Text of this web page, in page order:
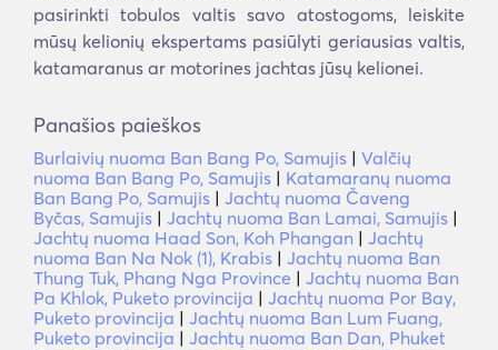
pasirinkti tobulos valtis savo atostogoms, leiskite
mūsų kelionių ekspertams pasiūlyti geriausias valtis,
katamaranus ar motorines jachtas jūsų kelionei.
Panašios paieškos
Burlaivių nuoma Ban Bang Po, Samujis | Valčių
nuoma Ban Bang Po, Samujis | Katamaranų nuoma
Ban Bang Po, Samujis | Jachtų nuoma Čaveng
Byčas, Samujis | Jachtų nuoma Ban Lamai, Samujis |
Jachtų nuoma Haad Son, Koh Phangan | Jachtų
nuoma Ban Na Nok (1), Krabis | Jachtų nuoma Ban
Thung Tuk, Phang Nga Province | Jachtų nuoma Ban
Pa Khlok, Puketo provincija | Jachtų nuoma Por Bay,
Puketo provincija | Jachtų nuoma Ban Lum Fuang,
Puketo provincija | Jachtų nuoma Ban Dan, Phuket